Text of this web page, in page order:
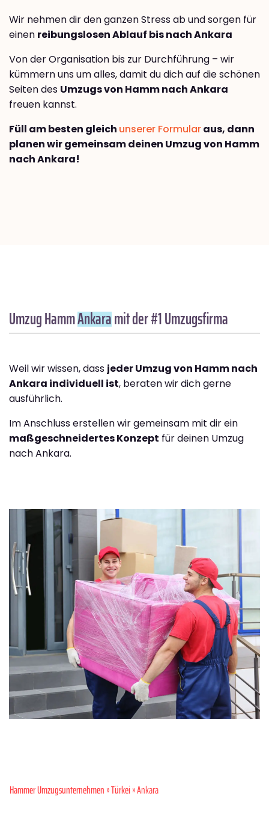
Wir nehmen dir den ganzen Stress ab und sorgen für
einen reibungslosen Ablauf bis nach Ankara
Von der Organisation bis zur Durchführung – wir
kümmern uns um alles, damit du dich auf die schönen
Seiten des Umzugs von Hamm nach Ankara
freuen kannst.
Füll am besten gleich unserer Formularaus, dann
planen wir gemeinsam deinen Umzug von Hamm
nach Ankara!
Umzug HammAnkaramit der #1 Umzugsfirma
Weil wir wissen, dass jeder Umzug von Hamm nach
Ankara individuell ist, beraten wir dich gerne
ausführlich.
Im Anschluss erstellen wir gemeinsam mit dir ein
maßgeschneidertes Konzept für deinen Umzug
nach Ankara.
Hammer Umzugsunternehmen»Türkei» Ankara